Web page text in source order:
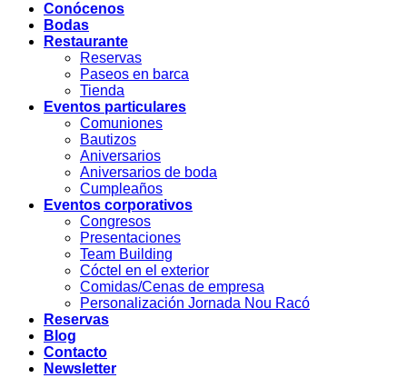
Conócenos
Bodas
Restaurante
Reservas
Paseos en barca
Tienda
Eventos particulares
Comuniones
Bautizos
Aniversarios
Aniversarios de boda
Cumpleaños
Eventos corporativos
Congresos
Presentaciones
Team Building
Cóctel en el exterior
Comidas/Cenas de empresa
Personalización Jornada Nou Racó
Reservas
Blog
Contacto
Newsletter